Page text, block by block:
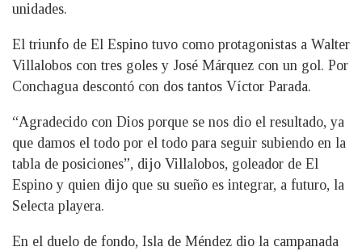
unidades.
El triunfo de El Espino tuvo como protagonistas a Walter
Villalobos con tres goles y José Márquez con un gol. Por
Conchagua descontó con dos tantos Víctor Parada.
“Agradecido con Dios porque se nos dio el resultado, ya
que damos el todo por el todo para seguir subiendo en la
tabla de posiciones”, dijo Villalobos, goleador de El
Espino y quien dijo que su sueño es integrar, a futuro, la
Selecta playera.
En el duelo de fondo, Isla de Méndez dio la campanada